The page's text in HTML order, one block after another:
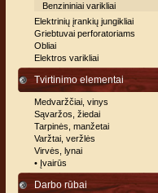
Benzininiai varikliai
Elektrinių įrankių jungikliai
Griebtuvai perforatoriams
Obliai
Elektros varikliai
Tvirtinimo elementai
Medvaržčiai, vinys
Sąvaržos, žiedai
Tarpinės, manžetai
Varžtai, veržlės
Virvės, lynai
• Įvairūs
Darbo rūbai